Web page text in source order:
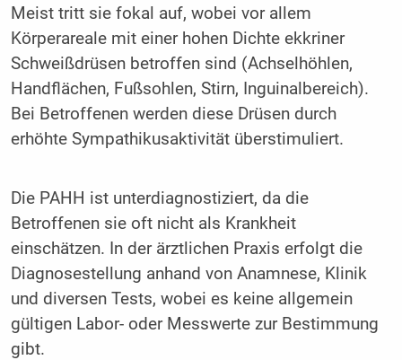
Meist tritt sie fokal auf, wobei vor allem
Körperareale mit einer hohen Dichte ekkriner
Schweißdrüsen betroffen sind (Achselhöhlen,
Handflächen, Fußsohlen, Stirn, Inguinalbereich).
Bei Betroffenen werden diese Drüsen durch
erhöhte Sympathikusaktivität überstimuliert.
Die PAHH ist unterdiagnostiziert, da die
Betroffenen sie oft nicht als Krankheit
einschätzen. In der ärztlichen Praxis erfolgt die
Diagnosestellung anhand von Anamnese, Klinik
und diversen Tests, wobei es keine allgemein
gültigen Labor- oder Messwerte zur Bestimmung
gibt.